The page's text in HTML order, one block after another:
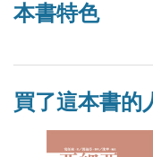
本書特色
買了這本書的